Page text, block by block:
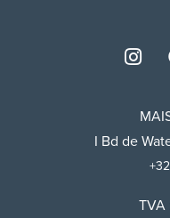
I Bd de
TVA